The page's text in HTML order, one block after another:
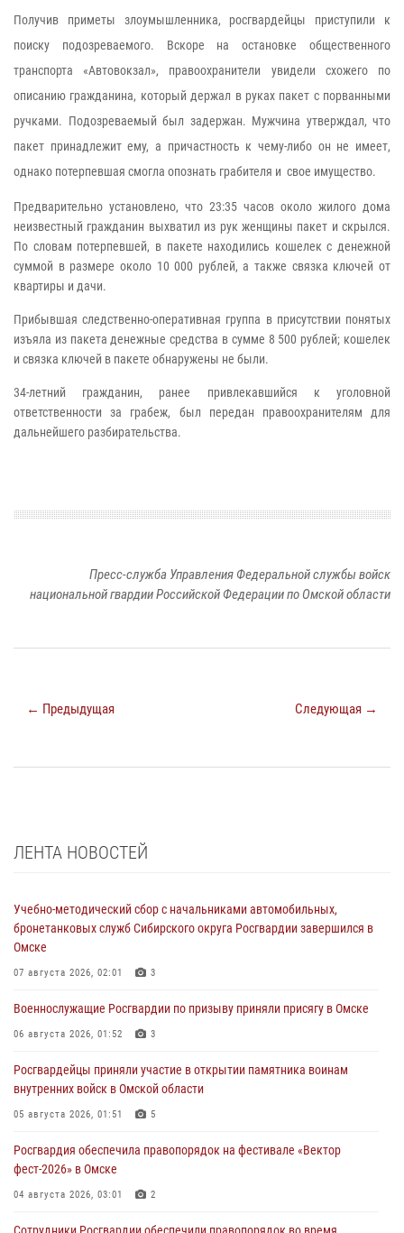
Получив приметы злоумышленника, росгвардейцы приступили к
поиску подозреваемого. Вскоре на остановке общественного
транспорта «Автовокзал», правоохранители увидели схожего по
описанию гражданина, который держал в руках пакет с порванными
ручками. Подозреваемый был задержан. Мужчина утверждал, что
пакет принадлежит ему, а причастность к чему-либо он не имеет,
однако потерпевшая смогла опознать грабителя и свое имущество.
Предварительно установлено, что 23:35 часов около жилого дома
неизвестный гражданин выхватил из рук женщины пакет и скрылся.
По словам потерпевшей, в пакете находились кошелек с денежной
суммой в размере около 10 000 рублей, а также связка ключей от
квартиры и дачи.
Прибывшая следственно-оперативная группа в присутствии понятых
изъяла из пакета денежные средства в сумме 8 500 рублей; кошелек
и связка ключей в пакете обнаружены не были.
34-летний гражданин, ранее привлекавшийся к уголовной
ответственности за грабеж, был передан правоохранителям для
дальнейшего разбирательства.
Пресс-служба Управления Федеральной службы войск
национальной гвардии Российской Федерации по Омской области
← Предыдущая Следующая →
ЛЕНТА НОВОСТЕЙ
Учебно-методический сбор с начальниками автомобильных,
бронетанковых служб Сибирского округа Росгвардии завершился в
Омске
07 августа 2026, 02:01 3
Военнослужащие Росгвардии по призыву приняли присягу в Омске
06 августа 2026, 01:52 3
Росгвардейцы приняли участие в открытии памятника воинам
внутренних войск в Омской области
05 августа 2026, 01:51 5
Росгвардия обеспечила правопорядок на фестивале «Вектор
фест-2026» в Омске
04 августа 2026, 03:01 2